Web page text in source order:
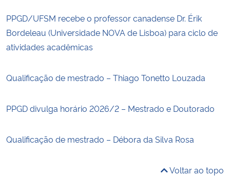
PPGD/UFSM recebe o professor canadense Dr. Érik
Bordeleau (Universidade NOVA de Lisboa) para ciclo de
atividades acadêmicas
Qualificação de mestrado – Thiago Tonetto Louzada
PPGD divulga horário 2026/2 – Mestrado e Doutorado
Qualificação de mestrado – Débora da Silva Rosa
Voltar ao topo